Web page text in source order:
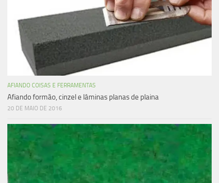
AFIANDO COISAS E FERRAMENTAS
Afiando formão, cinzel e lâminas planas de plaina
20 DE MAIO DE 2016